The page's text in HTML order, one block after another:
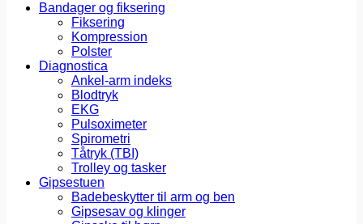
Bandager og fiksering
Fiksering
Kompression
Polster
Diagnostica
Ankel-arm indeks
Blodtryk
EKG
Pulsoximeter
Spirometri
Tåtryk (TBI)
Trolley og tasker
Gipsestuen
Badebeskytter til arm og ben
Gipsesav og klinger